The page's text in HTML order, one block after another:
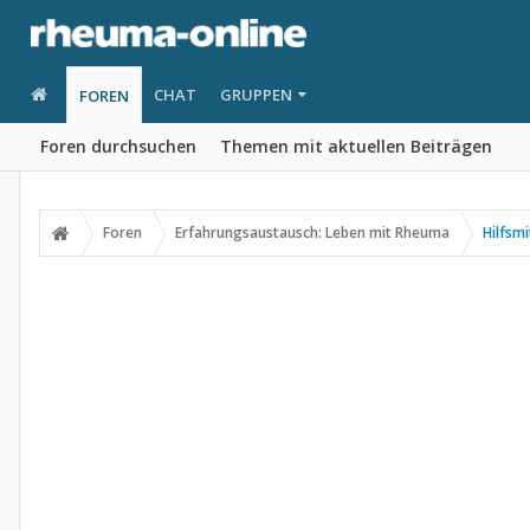
FOREN
Foren durchsuchen Themen mit aktuellen Beiträgen
CHAT GRUPPEN
Foren Erfahrungsaustausch: Leben mit Rheuma